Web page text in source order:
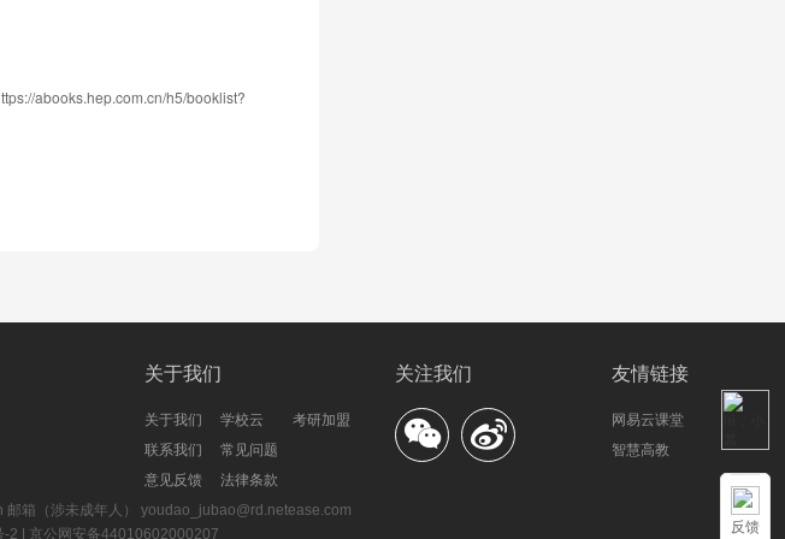
abooks.hep.com.cn/h5/booklist?
友情链接
网易云课堂
智慧高教
关注我们
关于我们
关于我们
学校云
联系我们
常见问题
意见反馈
法律条款
考研加盟
邮箱（涉未成年人） youdao_jubao@rd.netease.com
2 | 京公网安备44010602000207 反馈